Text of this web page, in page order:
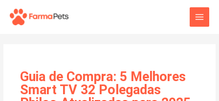
para
Main
Guia de Compra: 5 Melhores
Smart TV 32 Polegadas